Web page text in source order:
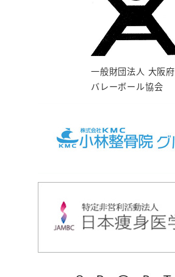
一般財団法人 大阪府
バレーボール協会